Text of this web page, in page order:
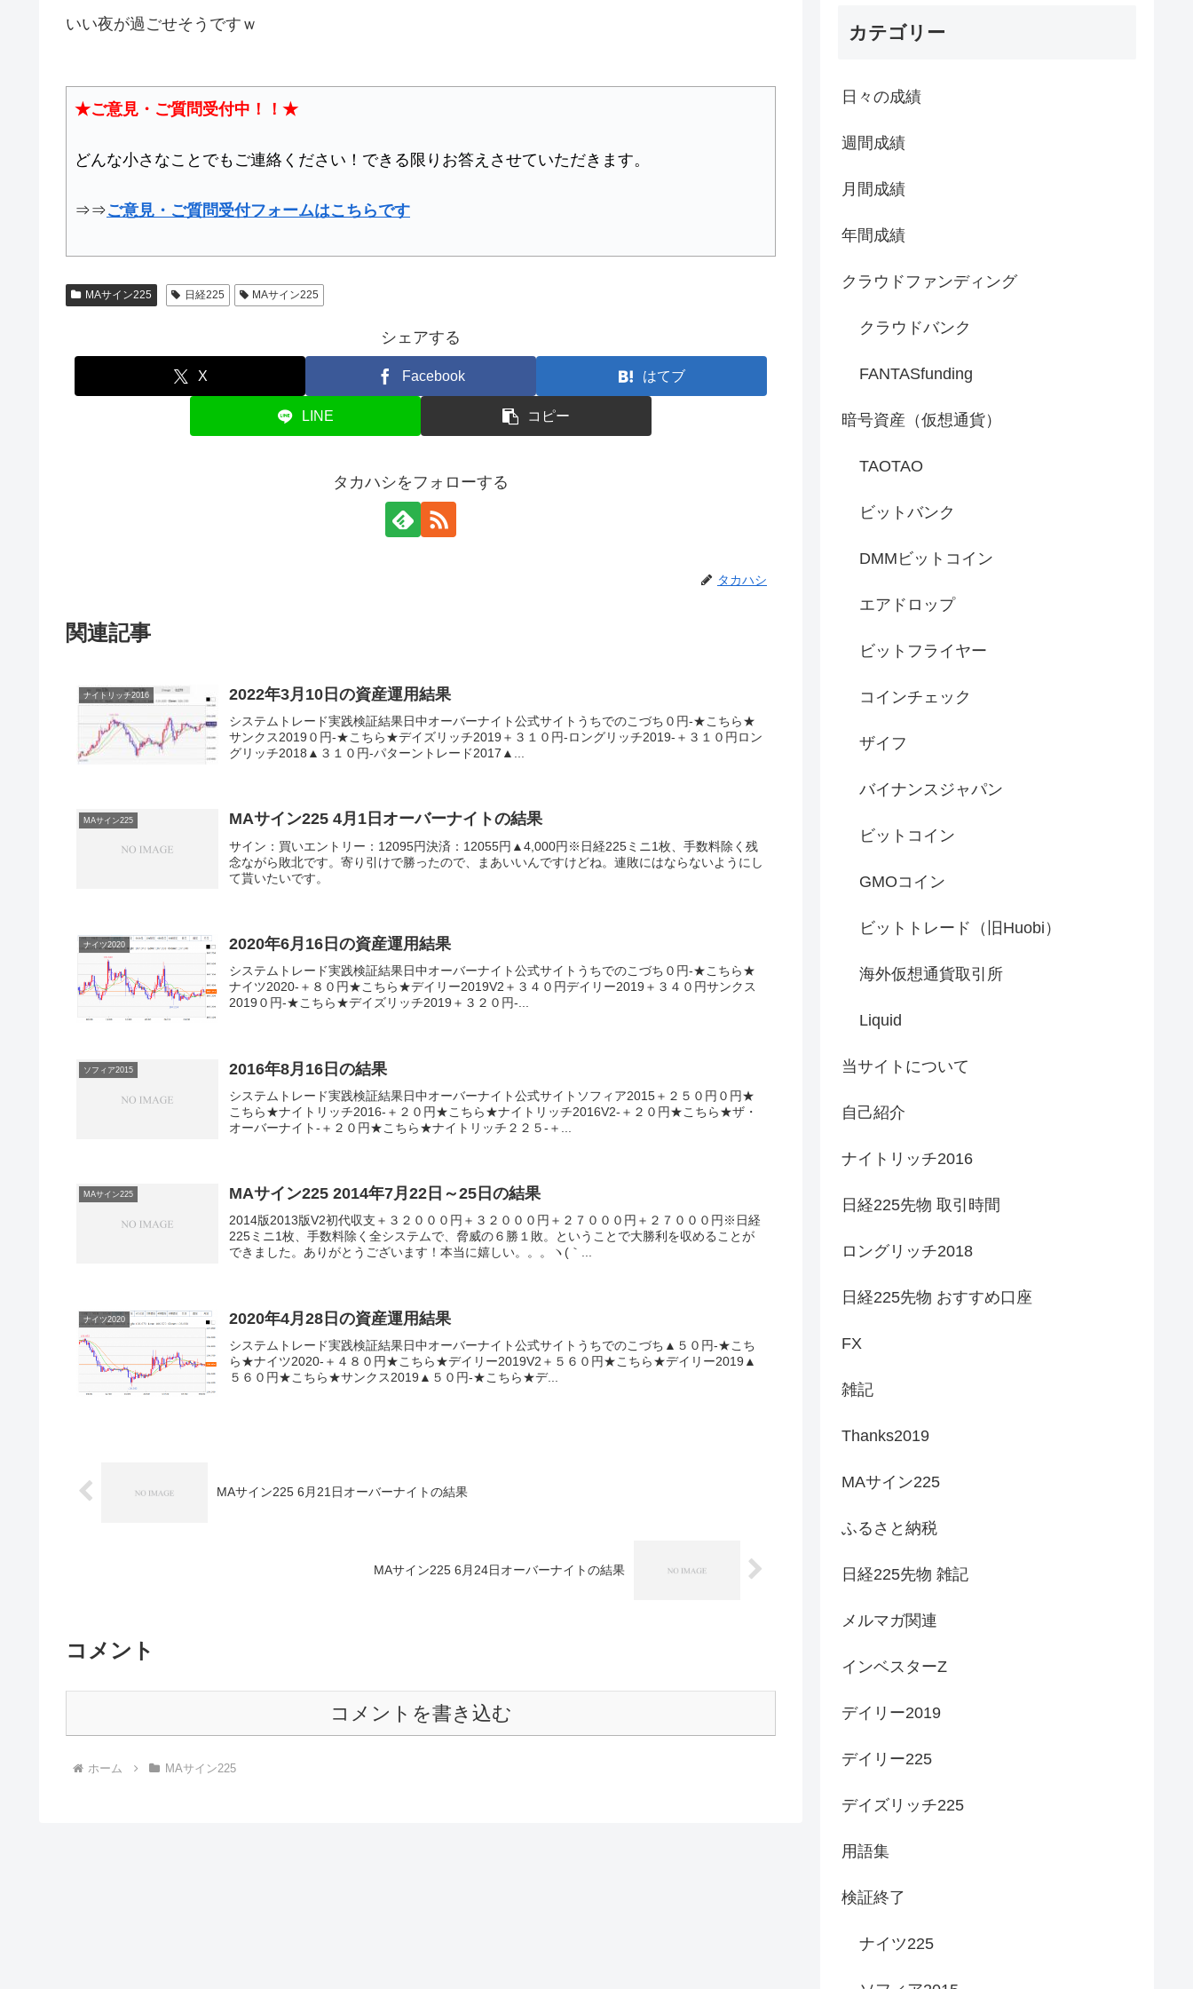
いい夜が過ごせそうですｗ
★ご意見・ご質問受付中！！★
どんな小さなことでもご連絡ください！できる限りお答えさせていただきます。
⇒⇒ご意見・ご質問受付フォームはこちらです
MAサイン225 日経225 MAサイン225
シェアする
X Facebook はてブ
LINE コピー
タカハシをフォローする
タカハシ
関連記事
ナイトリッチ2016 2022年3月10日の資産運用結果
システムトレード実践検証結果日中オーバーナイト公式サイトうちでのこづち０円-★こちら★
サンクス2019０円-★こちら★デイズリッチ2019＋３１０円-ロングリッチ2019-＋３１０円ロン
グリッチ2018▲３１０円-パターントレード2017▲...
MAサイン225 MAサイン225 4月1日オーバーナイトの結果
サイン：買いエントリー：12095円決済：12055円▲4,000円※日経225ミニ1枚、手数料除く残
念ながら敗北です。寄り引けで勝ったので、まあいいんですけどね。連敗にはならないようにし
て貰いたいです。
ナイツ2020 2020年6月16日の資産運用結果
システムトレード実践検証結果日中オーバーナイト公式サイトうちでのこづち０円-★こちら★
ナイツ2020-＋８０円★こちら★デイリー2019V2＋３４０円デイリー2019＋３４０円サンクス
2019０円-★こちら★デイズリッチ2019＋３２０円-...
ソフィア2015 2016年8月16日の結果
システムトレード実践検証結果日中オーバーナイト公式サイトソフィア2015＋２５０円０円★
こちら★ナイトリッチ2016-＋２０円★こちら★ナイトリッチ2016V2-＋２０円★こちら★ザ・
オーバーナイト-＋２０円★こちら★ナイトリッチ２２５-＋...
MAサイン225 MAサイン225 2014年7月22日～25日の結果
2014版2013版V2初代収支＋３２０００円＋３２０００円＋２７０００円＋２７０００円※日経
225ミニ1枚、手数料除く全システムで、脅威の６勝１敗。ということで大勝利を収めることが
できました。ありがとうございます！本当に嬉しい。。。ヽ(｀...
ナイツ2020 2020年4月28日の資産運用結果
システムトレード実践検証結果日中オーバーナイト公式サイトうちでのこづち▲５０円-★こち
ら★ナイツ2020-＋４８０円★こちら★デイリー2019V2＋５６０円★こちら★デイリー2019▲
５６０円★こちら★サンクス2019▲５０円-★こちら★デ...
MAサイン225 6月21日オーバーナイトの結果
MAサイン225 6月24日オーバーナイトの結果
コメント
コメントを書き込む
ホーム MAサイン225
カテゴリー
日々の成績
週間成績
月間成績
年間成績
クラウドファンディング
クラウドバンク
FANTASfunding
暗号資産（仮想通貨）
TAOTAO
ビットバンク
DMMビットコイン
エアドロップ
ビットフライヤー
コインチェック
ザイフ
バイナンスジャパン
ビットコイン
GMOコイン
ビットトレード（旧Huobi）
海外仮想通貨取引所
Liquid
当サイトについて
自己紹介
ナイトリッチ2016
日経225先物 取引時間
ロングリッチ2018
日経225先物 おすすめ口座
FX
雑記
Thanks2019
MAサイン225
ふるさと納税
日経225先物 雑記
メルマガ関連
インベスターZ
デイリー2019
デイリー225
デイズリッチ225
用語集
検証終了
ナイツ225